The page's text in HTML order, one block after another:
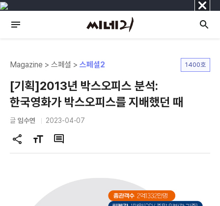
닫
기
Magazine > 스페셜 >스페셜2 1400호
[기획]2013년 박스오피스 분석:
한국영화가 박스오피스를 지배했던 때
글 임수연 2023-04-07
공
유
글
자
경
댓
글